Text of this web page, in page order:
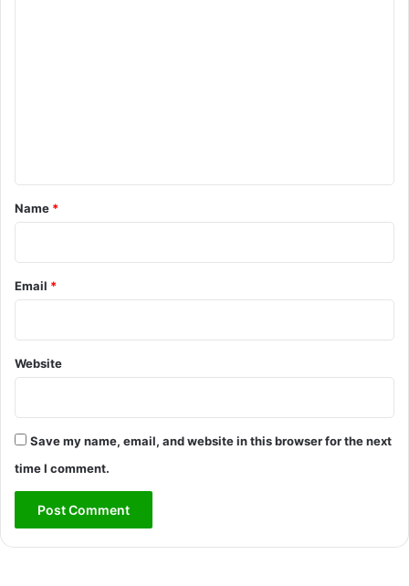
*
Name *
Email *
Website
Save my name, email, and website in this browser for the next
time I comment.